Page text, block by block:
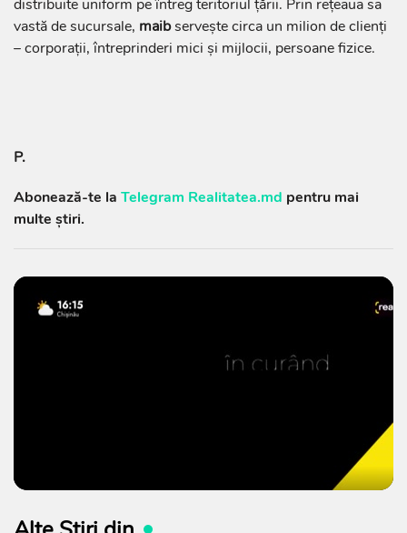
distribuite uniform pe întreg teritoriul țării. Prin rețeaua sa
vastă de sucursale, maibservește circa un milion de clienți
– corporații, întreprinderi mici și mijlocii, persoane fizice.
P.
Abonează-te la Telegram Realitatea.md pentru mai
multe știri.